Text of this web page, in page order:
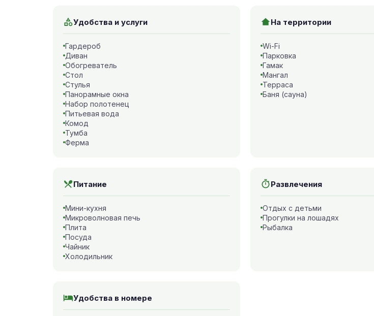
Удобства и услуги
Гардероб
Диван
Обогреватель
Стол
Стулья
Панорамные окна
Набор полотенец
Питьевая вода
Комод
Тумба
Ферма
На территории
Wi-Fi
Парковка
Гамак
Мангал
Терраса
Баня (сауна)
Питание
Мини-кухня
Микроволновая печь
Плита
Посуда
Чайник
Холодильник
Развлечения
Отдых с детьми
Прогулки на лошадях
Рыбалка
Удобства в номере